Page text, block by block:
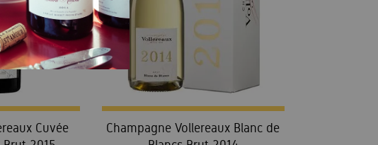
Cuvée
Champagne Vollereaux Blanc de